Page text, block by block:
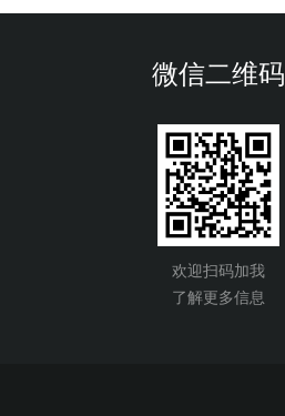
微信二维码
欢迎扫码加我
了解更多信息